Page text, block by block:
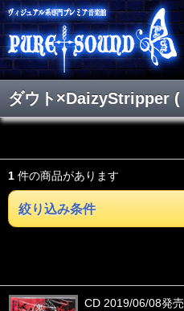
1 件の商品があります
絞り込み条件
CD 2019/06/08発売